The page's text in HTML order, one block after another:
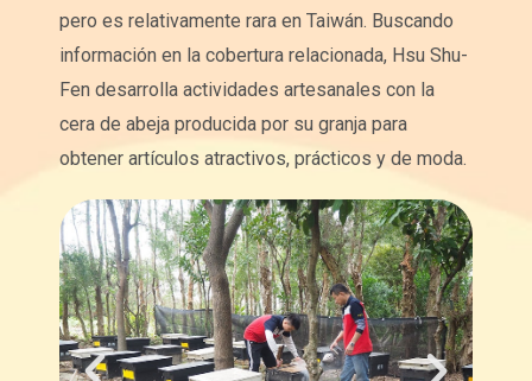
pero es relativamente rara en Taiwán. Buscando
información en la cobertura relacionada, Hsu Shu-
Fen desarrolla actividades artesanales con la
cera de abeja producida por su granja para
obtener artículos atractivos, prácticos y de moda.